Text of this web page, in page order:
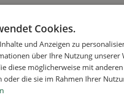
happycart einen
Verfügbarkeiten deiner
du deinen Einkauf
Cookies.
und Anzeigen zu
über Ihre Nutzung unserer
diese möglicherweise mit
oder die sie im Rahmen Ihrer